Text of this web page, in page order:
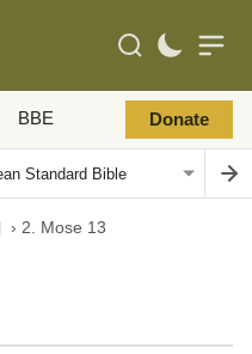
BBE Donate
› 2. Mose 13